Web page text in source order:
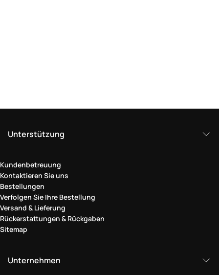
Unterstützung
Kundenbetreuung
Kontaktieren Sie uns
Bestellungen
Verfolgen Sie Ihre Bestellung
Versand & Lieferung
Rückerstattungen & Rückgaben
Sitemap
Unternehmen